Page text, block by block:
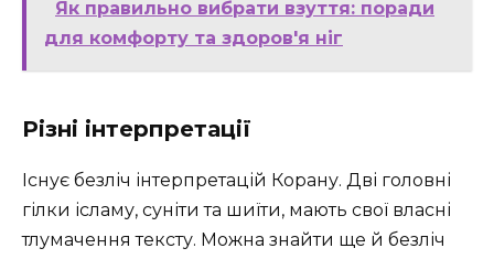
Як правильно вибрати взуття: поради
для комфорту та здоров'я ніг
Різні інтерпретації
Існує безліч інтерпретацій Корану. Дві головні
гілки ісламу, суніти та шиїти, мають свої власні
тлумачення тексту. Можна знайти ще й безліч